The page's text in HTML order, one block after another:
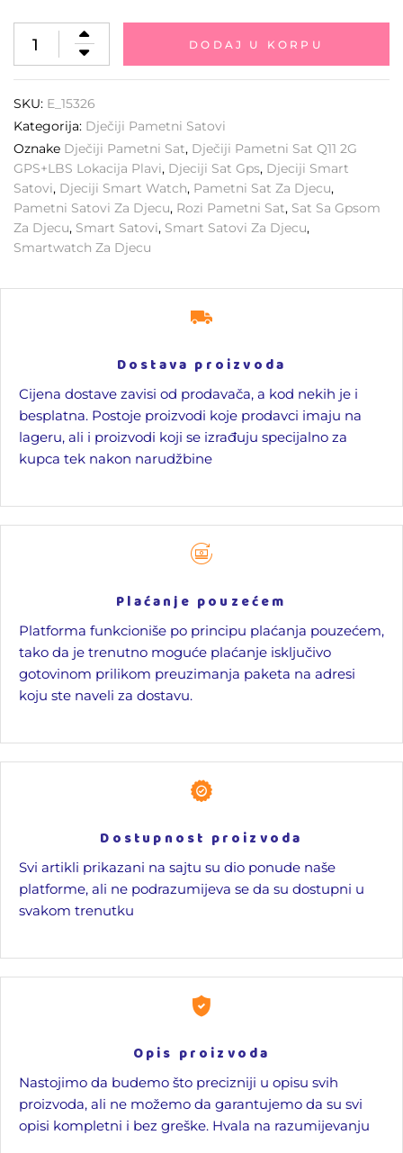
DODAJ U KORPU
SKU: E_15326
Kategorija: Dječiji Pametni Satovi
Oznake Dječiji Pametni Sat, Dječiji Pametni Sat Q11 2G
GPS+LBS Lokacija Plavi, Djeciji Sat Gps, Djeciji Smart
Satovi, Djeciji Smart Watch, Pametni Sat Za Djecu,
Pametni Satovi Za Djecu, Rozi Pametni Sat, Sat Sa Gpsom
Za Djecu, Smart Satovi, Smart Satovi Za Djecu,
Smartwatch Za Djecu
Dostava proizvoda
Cijena dostave zavisi od prodavača, a kod nekih je i
besplatna. Postoje proizvodi koje prodavci imaju na
lageru, ali i proizvodi koji se izrađuju specijalno za
kupca tek nakon narudžbine
Plaćanje pouzećem
Platforma funkcioniše po principu plaćanja pouzećem,
tako da je trenutno moguće plaćanje isključivo
gotovinom prilikom preuzimanja paketa na adresi
koju ste naveli za dostavu.
Dostupnost proizvoda
Svi artikli prikazani na sajtu su dio ponude naše
platforme, ali ne podrazumijeva se da su dostupni u
svakom trenutku
Opis proizvoda
Nastojimo da budemo što precizniji u opisu svih
proizvoda, ali ne možemo da garantujemo da su svi
opisi kompletni i bez greške. Hvala na razumijevanju